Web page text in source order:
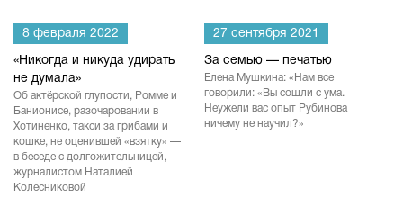
8 февраля 2022
«Никогда и никуда удирать
не думала»
Об актёрской глупости, Ромме и
Банионисе, разочаровании в
Хотиненко, такси за грибами и
кошке, не оценившей «взятку» —
в беседе с долгожительницей,
журналистом Наталией
Колесниковой
27 сентября 2021
За семью — печатью
Елена Мушкина: «Нам все
говорили: «Вы сошли с ума.
Неужели вас опыт Рубинова
ничему не научил?»